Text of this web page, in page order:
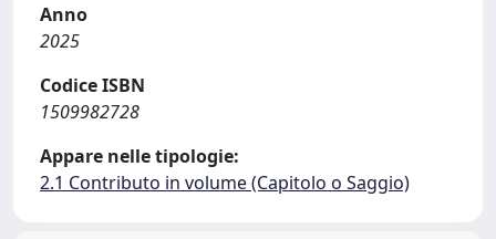
Anno
2025
Codice ISBN
1509982728
Appare nelle tipologie:
2.1 Contributo in volume (Capitolo o Saggio)